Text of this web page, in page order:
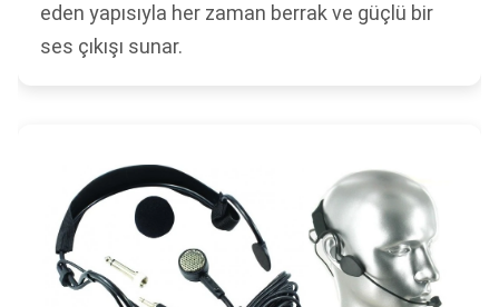
eden yapısıyla her zaman berrak ve güçlü bir
ses çıkışı sunar.